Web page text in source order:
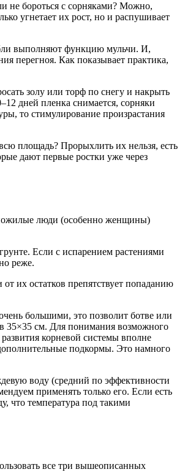
не бороться с сорняками? Можно,
угнетает их рост, но и распушивает
выполняют функцию мульчи. И,
перегноя. Как показывает практика,
золу или торф по снегу и накрыть
дней пленка снимается, сорняки
то стимулирование произрастания
площадь? Прорыхлить их нельзя, есть
дают первые ростки уже через
пожилые люди (особенно женщины)
Если с испарением растениями
реже.
их остатков препятствует попаданию
большими, это позволит ботве или
35×35 см. Для понимания возможного
корневой системы вполне
подкормы. Это намного
воду (средний по эффективности
применять только его. Если есть
что температура под такими
все три вышеописанных